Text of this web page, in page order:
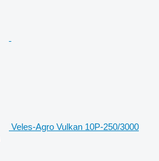
Veles-Agro Vulkan 10P-250/3000